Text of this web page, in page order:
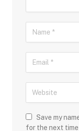
Save my
for the next time